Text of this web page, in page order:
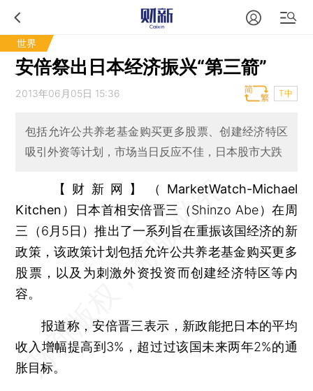
世界
安倍祭出日本经济振兴“第三箭”
2013年06月05日 15:36 T中
包括允许公共养老基金购买更多股票、创建经济特区
吸引外资等计划，市场当日反应不佳，日本股市大跌
【财新网】（MarketWatch-Michael
Kitchen）
日本首相安倍晋三（Shinzo Abe）在周
三（6月5日）推出了一系列旨在重振该国经济的新
政策，该政策计划包括允许公共养老基金购买更多
股票，以及为刺激外资投资而创建经济特区等内
容。
报道称，安倍晋三表示，新政能把日本的平均
收入增幅提高到3%，超过过该国未来两年2%的通
胀目标。